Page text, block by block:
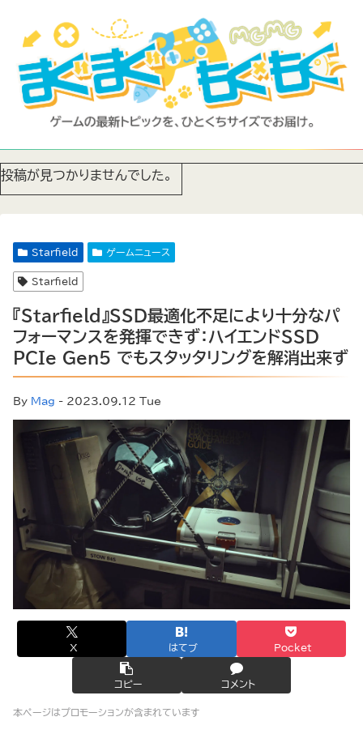
投稿が見つかりませんでした。
Starfield ゲームニュース
Starfield
『Starfield』SSD最適化不足により十分なパ
フォーマンスを発揮できず：ハイエンドSSD
PCIe Gen5 でもスタッタリングを解消出来ず
By Mag - 2023.09.12 Tue
X はてブ Pocket
コピー コメント
本ページはプロモーションが含まれています